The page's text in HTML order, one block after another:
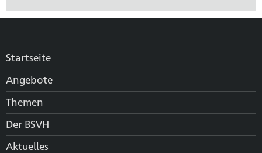
Startseite
Angebote
Themen
Der BSVH
Aktuelles